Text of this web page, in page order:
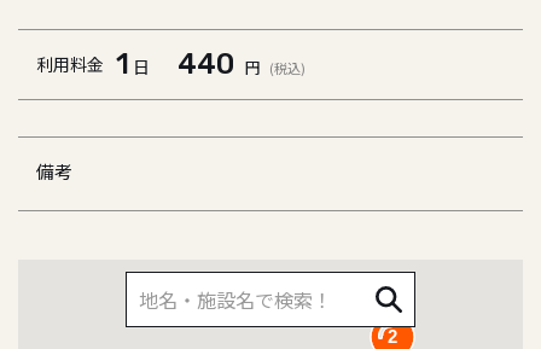
利用料金 1 日 440 円 (税込)
備考
2